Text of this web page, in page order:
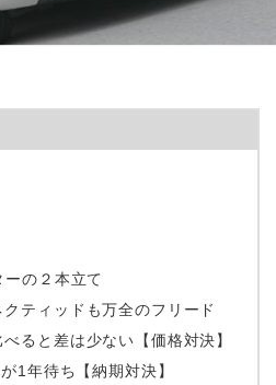
の２本立て
ティッドも万全のフリード
ると差は少ない【価格対決】
1年待ち【納期対決】